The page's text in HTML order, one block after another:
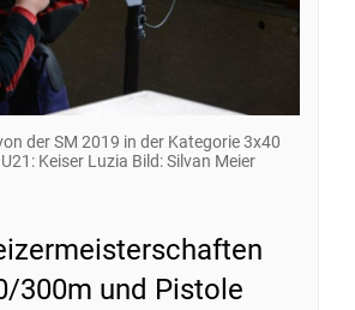
der SM 2019 in der Kategorie 3x40
Keiser Luzia Bild: Silvan Meier
300m und Pistole